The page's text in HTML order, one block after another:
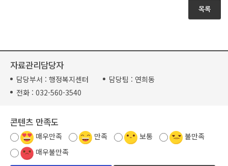
목록
자료관리담당자
담당부서 : 행정복지센터 담당팀 : 연희동
전화 : 032-560-3540
콘텐츠 만족도
매우만족 만족 보통
불만족
매우불만족